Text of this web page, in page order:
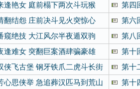
逢艳女 庭前榻下两次斗玩猴
第四
翻结怨 庄前决斗见火突惊心
第六
窥绝技 大江风尔半夜遁双驹
第八
逢难女 突翻巨案酒肆骗豪雄
第十
侠飞古堡 钢牙铁爪二虎斗长街
第十
心思侠举 急追葬汉匹马到荒山
第十